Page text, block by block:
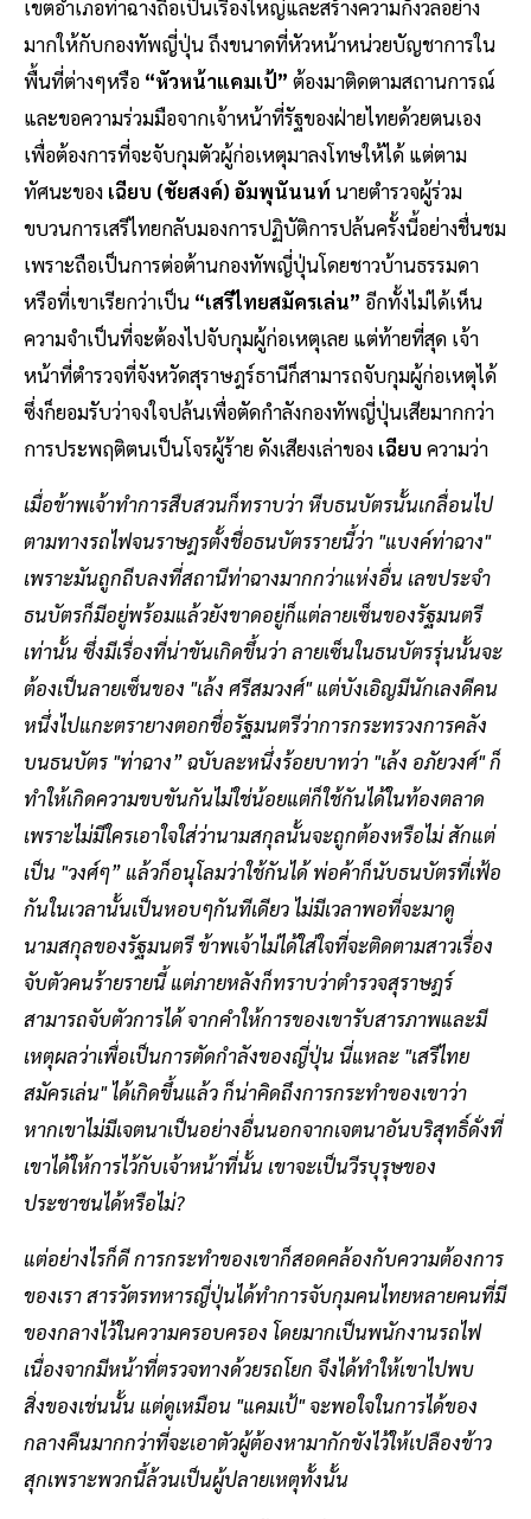
เขตอำเภอท่าฉางถือเป็นเรื่องใหญ่และสร้างความกังวลอย่าง
มากให้กับกองทัพญี่ปุ่น ถึงขนาดที่หัวหน้าหน่วยบัญชาการใน
พื้นที่ต่างๆหรือ “หัวหน้าแคมเป้” ต้องมาติดตามสถานการณ์
และขอความร่วมมือจากเจ้าหน้าที่รัฐของฝ่ายไทยด้วยตนเอง
เพื่อต้องการที่จะจับกุมตัวผู้ก่อเหตุมาลงโทษให้ได้ แต่ตาม
ทัศนะของ เฉียบ (ชัยสงค์) อัมพุนันนท์ นายตำรวจผู้ร่วม
ขบวนการเสรีไทยกลับมองการปฏิบัติการปล้นครั้งนี้อย่างชื่นชม
เพราะถือเป็นการต่อต้านกองทัพญี่ปุ่นโดยชาวบ้านธรรมดา
หรือที่เขาเรียกว่าเป็น “เสรีไทยสมัครเล่น” อีกทั้งไม่ได้เห็น
ความจำเป็นที่จะต้องไปจับกุมผู้ก่อเหตุเลย แต่ท้ายที่สุด เจ้า
หน้าที่ตำรวจที่จังหวัดสุราษฎร์ธานีก็สามารถจับกุมผู้ก่อเหตุได้
ซึ่งก็ยอมรับว่าจงใจปล้นเพื่อตัดกำลังกองทัพญี่ปุ่นเสียมากกว่า
การประพฤติตนเป็นโจรผู้ร้าย ดังเสียงเล่าของ เฉียบ ความว่า
เมื่อข้าพเจ้าทำการสืบสวนก็ทราบว่า หีบธนบัตรนั้นเกลื่อนไป
ตามทางรถไฟจนราษฎรตั้งชื่อธนบัตรรายนี้ว่า "แบงค์ท่าฉาง"
เพราะมันถูกถีบลงที่สถานีท่าฉางมากกว่าแห่งอื่น เลขประจำ
ธนบัตรก็มีอยู่พร้อมแล้วยังขาดอยู่ก็แต่ลายเซ็นของรัฐมนตรี
เท่านั้น ซึ่งมีเรื่องที่น่าขันเกิดขึ้นว่า ลายเซ็นในธนบัตรรุ่นนั้นจะ
ต้องเป็นลายเซ็นของ "เล้ง ศรีสมวงศ์" แต่บังเอิญมีนักเลงดีคน
หนึ่งไปแกะตรายางตอกชื่อรัฐมนตรีว่าการกระทรวงการคลัง
บนธนบัตร "ท่าฉาง” ฉบับละหนึ่งร้อยบาทว่า "เล้ง อภัยวงศ์" ก็
ทำให้เกิดความขบขันกันไม่ใช่น้อยแต่ก็ใช้กันได้ในท้องตลาด
เพราะไม่มีใครเอาใจใส่ว่านามสกุลนั้นจะถูกต้องหรือไม่ สักแต่
เป็น "วงศ์ๆ” แล้วก็อนุโลมว่าใช้กันได้ พ่อค้าก็นับธนบัตรที่เฟ้อ
กันในเวลานั้นเป็นหอบๆกันทีเดียว ไม่มีเวลาพอที่จะมาดู
นามสกุลของรัฐมนตรี ข้าพเจ้าไม่ได้ใส่ใจที่จะติดตามสาวเรื่อง
จับตัวคนร้ายรายนี้ แต่ภายหลังก็ทราบว่าตำรวจสุราษฎร์
สามารถจับตัวการได้ จากคำให้การของเขารับสารภาพและมี
เหตุผลว่าเพื่อเป็นการตัดกำลังของญี่ปุ่น นี่แหละ "เสรีไทย
สมัครเล่น" ได้เกิดขึ้นแล้ว ก็น่าคิดถึงการกระทำของเขาว่า
หากเขาไม่มีเจตนาเป็นอย่างอื่นนอกจากเจตนาอันบริสุทธิ์ดั่งที่
เขาได้ให้การไว้กับเจ้าหน้าที่นั้น เขาจะเป็นวีรบุรุษของ
ประชาชนได้หรือไม่?
แต่อย่างไรก็ดี การกระทำของเขาก็สอดคล้องกับความต้องการ
ของเรา สารวัตรทหารญี่ปุ่นได้ทำการจับกุมคนไทยหลายคนที่มี
ของกลางไว้ในความครอบครอง โดยมากเป็นพนักงานรถไฟ
เนื่องจากมีหน้าที่ตรวจทางด้วยรถโยก จึงได้ทำให้เขาไปพบ
สิ่งของเช่นนั้น แต่ดูเหมือน "แคมเป้" จะพอใจในการได้ของ
กลางคืนมากกว่าที่จะเอาตัวผู้ต้องหามากักขังไว้ให้เปลืองข้าว
สุกเพราะพวกนี้ล้วนเป็นผู้ปลายเหตุทั้งนั้น